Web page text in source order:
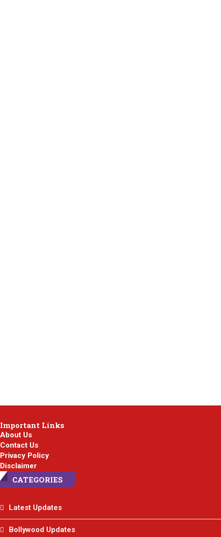
Important Links
About Us
Contact Us
Privacy Policy
Disclaimer
CATEGORIES
Latest Updates
Bollywood Updates